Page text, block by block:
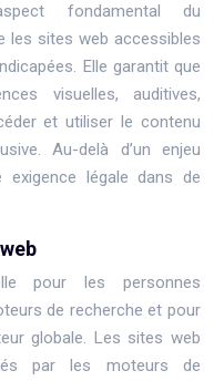
fondamental du
les sites web accessibles
Elle garantit que
visuelles, auditives,
et utiliser le contenu
Au-delà d’un enjeu
exigence légale dans de
pour les personnes
de recherche et pour
globale. Les sites web
par les moteurs de